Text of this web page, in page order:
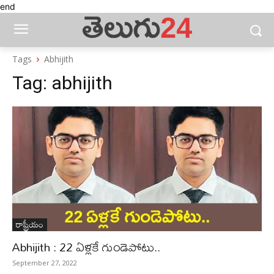
end
Tags Abhijith
Tag: abhijith
రాష్ట్రీయం
Abhijith : 22 ఏళ్లకే గుండెపోటు..
September 27, 2022